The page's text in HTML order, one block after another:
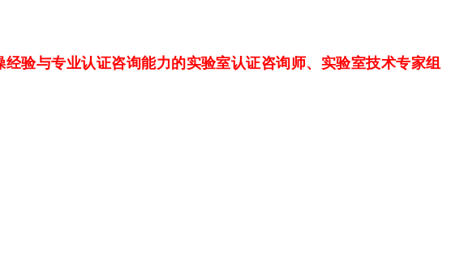
经验与专业认证咨询能力的实验室认证咨询师、实验室技术专家组